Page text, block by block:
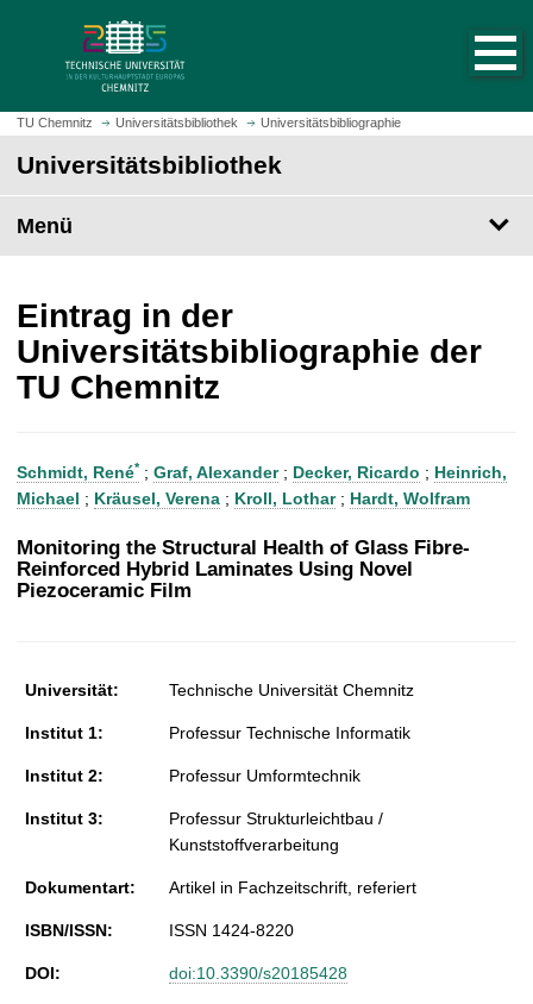
z
m
t
e
i
t
u
f
r
u
TU Chemnitz Universitätsbibliothek Universitätsbibliographie
Universitätsbibliothek
Menü
Eintrag in der
Universitätsbibliographie der
TU Chemnitz
Schmidt, René* ; Graf, Alexander; Decker, Ricardo ; Heinrich,
Michael ; Kräusel, Verena ; Kroll, Lothar; Hardt, Wolfram
Monitoring the Structural Health of Glass Fibre-
Reinforced Hybrid Laminates Using Novel
Piezoceramic Film
Universität: Technische Universität Chemnitz
Institut 1: Professur Technische Informatik
Institut 2: Professur Umformtechnik
Institut 3:
Professur Strukturleichtbau /
Kunststoffverarbeitung
Dokumentart: Artikel in Fachzeitschrift, referiert
ISBN/ISSN: ISSN 1424-8220
DOI: doi:10.3390/s20185428